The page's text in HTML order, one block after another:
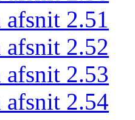
afsnit 2.51
afsnit 2.52
afsnit 2.53
afsnit 2.54